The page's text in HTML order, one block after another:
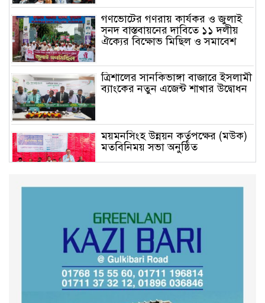
গণভোটের গণরায় কার্যকর ও জুলাই
সনদ বাস্তবায়নের দাবিতে ১১ দলীয়
ঐক্যের বিক্ষোভ মিছিল ও সমাবেশ
ত্রিশালের সানকিভাঙ্গা বাজারে ইসলামী
ব্যাংকের নতুন এজেন্ট শাখার উদ্বোধন
ময়মনসিংহ উন্নয়ন কর্তৃপক্ষের (মউক)
মতবিনিময় সভা অনুষ্ঠিত
নবিশ মমিন
গণভোটের জনরায় ও জুলাই সনদ
বাস্তবায়নের দাবিতে বিক্ষোভ মিছিল
অনুষ্ঠিত